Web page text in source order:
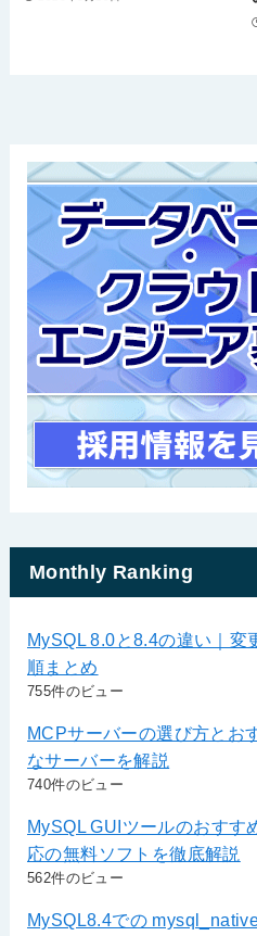
Monthly Ranking
MySQL 8.0と8.4の違い｜変
順まとめ
755件のビュー
MCPサーバーの選び方とお
なサーバーを解説
740件のビュー
MySQL GUIツールのおす
応の無料ソフトを徹底解説
562件のビュー
MySQL8.4での